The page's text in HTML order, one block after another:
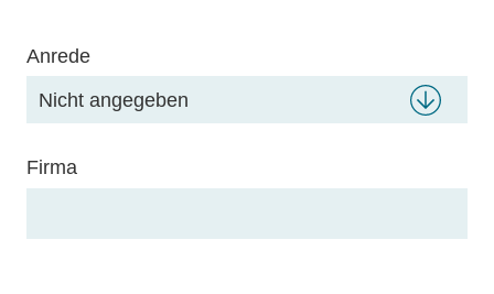
Anrede
Firma